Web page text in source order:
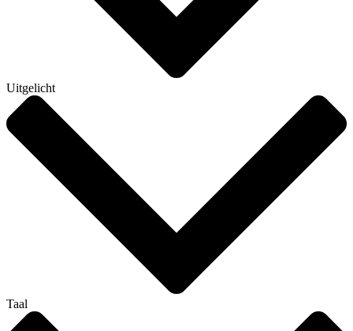
Uitgelicht
Taal